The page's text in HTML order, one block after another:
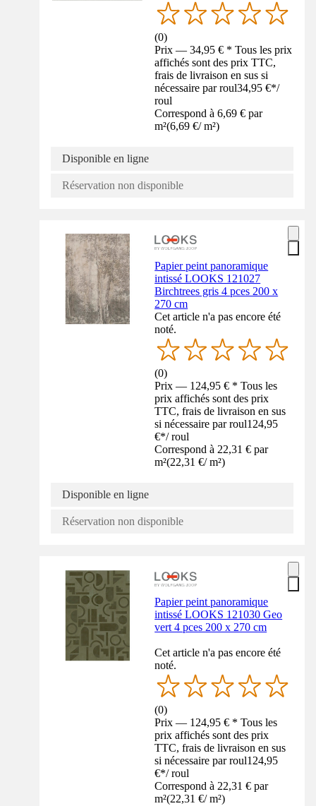
(0)
Prix — 34,95 € * Tous les prix
affichés sont des prix TTC,
frais de livraison en sus si
nécessaire par roul34,95 €*/
roul
Correspond à 6,69 € par
m²(6,69 €/ m²)
Disponible en ligne
Réservation non disponible
Papier peint panoramique
intissé LOOKS 121027
Birchtrees gris 4 pces 200 x
270 cm
Cet article n'a pas encore été
noté.
(0)
Prix — 124,95 € * Tous les
prix affichés sont des prix
TTC, frais de livraison en sus
si nécessaire par roul124,95
€*/ roul
Correspond à 22,31 € par
m²(22,31 €/ m²)
Disponible en ligne
Réservation non disponible
Papier peint panoramique
intissé LOOKS 121030 Geo
vert 4 pces 200 x 270 cm
Cet article n'a pas encore été
noté.
(0)
Prix — 124,95 € * Tous les
prix affichés sont des prix
TTC, frais de livraison en sus
si nécessaire par roul124,95
€*/ roul
Correspond à 22,31 € par
m²(22,31 €/ m²)